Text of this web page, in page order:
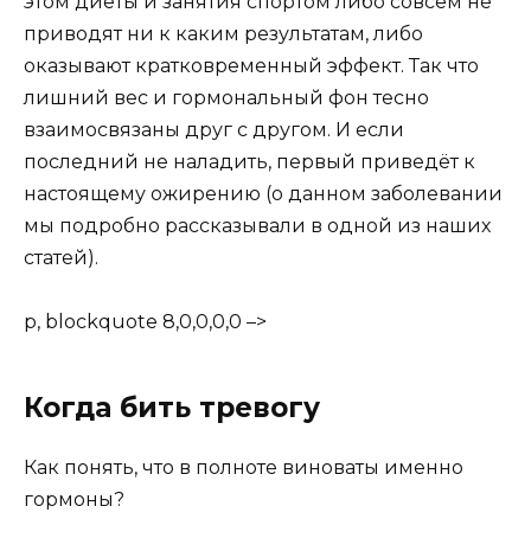
приводят ни к каким результатам, либо
оказывают кратковременный эффект. Так что
лишний вес и гормональный фон тесно
взаимосвязаны друг с другом. И если
последний не наладить, первый приведёт к
настоящему ожирению (о данном заболевании
мы подробно рассказывали в одной из наших
статей).
p, blockquote 8,0,0,0,0 –>
Когда бить тревогу
Как понять, что в полноте виноваты именно
гормоны?